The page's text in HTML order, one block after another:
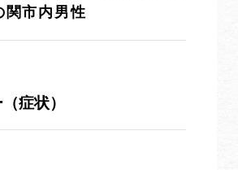
関市内男性
症状）